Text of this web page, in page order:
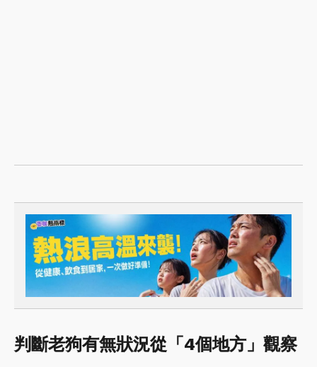
判斷老狗有無狀況從「4個地方」觀察